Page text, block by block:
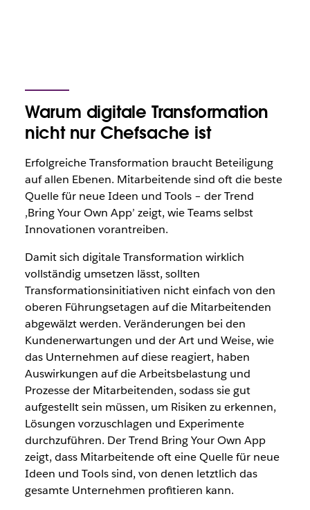
Warum digitale Transformation
nicht nur Chefsache ist
Erfolgreiche Transformation braucht Beteiligung
auf allen Ebenen. Mitarbeitende sind oft die beste
Quelle für neue Ideen und Tools – der Trend
‚Bring Your Own App’ zeigt, wie Teams selbst
Innovationen vorantreiben.
Damit sich digitale Transformation wirklich
vollständig umsetzen lässt, sollten
Transformationsinitiativen nicht einfach von den
oberen Führungsetagen auf die Mitarbeitenden
abgewälzt werden. Veränderungen bei den
Kundenerwartungen und der Art und Weise, wie
das Unternehmen auf diese reagiert, haben
Auswirkungen auf die Arbeitsbelastung und
Prozesse der Mitarbeitenden, sodass sie gut
aufgestellt sein müssen, um Risiken zu erkennen,
Lösungen vorzuschlagen und Experimente
durchzuführen. Der Trend Bring Your Own App
zeigt, dass Mitarbeitendeoft eine Quelle für neue
Ideen und Tools sind, von denen letztlich das
gesamte Unternehmen profitieren kann.